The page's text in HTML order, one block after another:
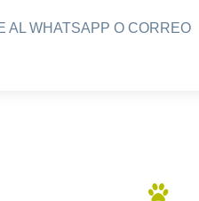
AL WHATSAPP O CORREO